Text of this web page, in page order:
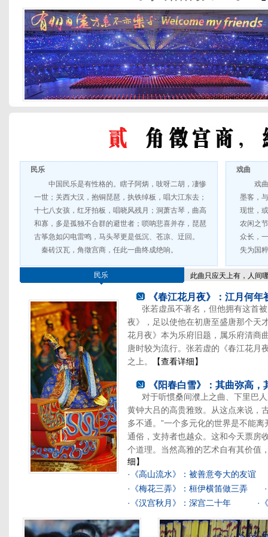
民乐
中国民乐是有性格的。瞎子阿炳，吱呀二胡，凄惨
一世；关西大汉，抱铜琵琶，执铁绰板，唱大江东去；
十七八女孩，红牙拍板，唱晓风残月；洞萧古琴，曲高
和寡，多是孤独不合群的避世者；唢呐悲喜并存，琵琶
古筝急如闪电雷鸣，马头琴更是低沉、苍凉、迂回。
秦砖汉瓦，角徵宫商，任此一曲终成绝响。
戏曲
戏
墨客，
现世，
农闲之
众长，
失为国
民乐 此曲只应天上有，人间
《春江花月夜》：江月何年
张若虚虽不著名，但他拥有这首
夜》，足以使他在初唐至盛唐那个天
花月夜》本为乐府旧题，属乐府清商
唐时较为流行。张若虚的《春江花月
之上。
【查看详细】
《阳春白雪》：其曲弥高，
对于听惯桑间濮上之曲、下里巴
黄钟大吕的高贵雅致。从这点来说，
多不通。”一个多元化的世界是不能离
通俗，支持者也越众。这和今天票房
个道理。当然高雅的艺术自有其价值
细】
·
《高山流水》：被善意夸大的友谊
·
《梅花三弄》：桓伊横笛做三弄 ·
·
《汉宫秋月》：深宫二十年 ·